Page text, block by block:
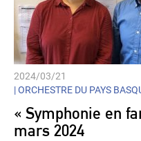
2024/03/21
|ORCHESTRE DU PAYS
« Symphonie en
mars 2024